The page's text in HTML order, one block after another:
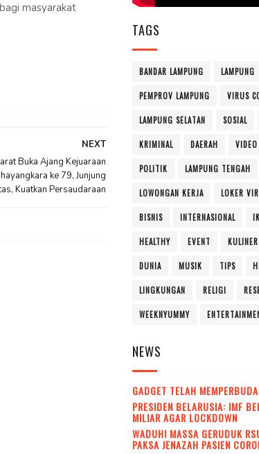
masyarakat
NEXT
Buka Ajang Kejuaraan
ke 79, Junjung
Kuatkan Persaudaraan
TAGS
BANDAR LAMPUNG LAMPUNG
PEMPROV LAMPUNG VIRUS
LAMPUNG SELATAN SOSIAL
KRIMINAL DAERAH
POLITIK LAMPUNG TENGAH
LOWONGAN KERJA LOKER
BISNIS INTERNASIONAL
HEALTHY EVENT KULINER
DUNIA MUSIK TIPS
LINGKUNGAN RELIGI
WEEKNYUMMY
NEWS
GADGET TELAH
PRESIDEN BELARUSIA: IMF
MILIAR AGAR LOCKDOWN
WADUH! MASSA GERUDUK
PAKSA JENAZAH PASIEN